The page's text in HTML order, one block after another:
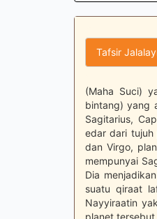
Tafsir
(Maha Suci)
bintang) yang
Sagitarius,
edar dari tujuh
dan Virgo,
mempunyai
Dia
suatu qiraat
Nayyiraatin
planet tersebut